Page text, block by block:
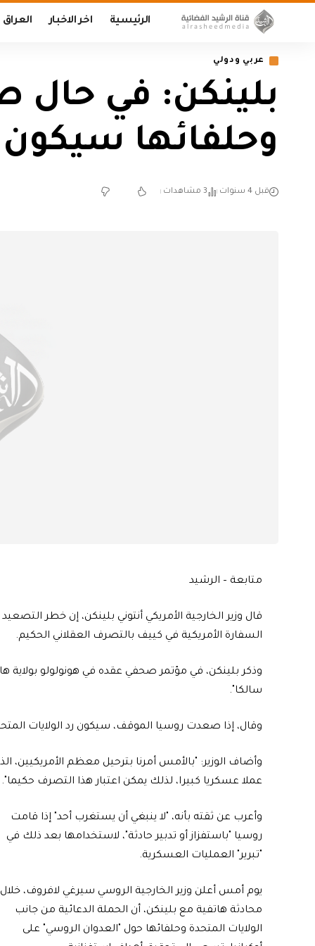
الرئيسية اخر الاخبار العراق
عربي ودولي
بلينكن: في حال
وحلفائها
قبل 4 سنوات 3 مشاهدات
متابعة – الرشيد
قال وزير الخارجية الأمريكي أنتوني بلينكن، إن خطر
السفارة الأمريكية في كييف بالتصرف العقلاني الحكيم.
وذكر بلينكن، في مؤتمر صحفي عقده في هونولولو بولاية
سالكا".
وقال، إذا صعدت روسيا الموقف، سيكون رد الولايات
وأضاف الوزير: "بالأمس أمرنا بترحيل معظم الأمريكيين،
عملا عسكريا كبيرا، لذلك يمكن اعتبار هذا التصرف حكيما".
وأعرب عن ثقته بأنه، "لا ينبغي أن يستغرب أحد" إذا قامت
روسيا "باستفزاز أو تدبير حادثة"، لاستخدامها بعد ذلك في
"تبرير" العمليات العسكرية.
يوم أمس أعلن وزير الخارجية الروسي سيرغي لافروف، خلال
محادثة هاتفية مع بلينكن، أن الحملة الدعائية من جانب
الولايات المتحدة وحلفائها حول "العدوان الروسي" على